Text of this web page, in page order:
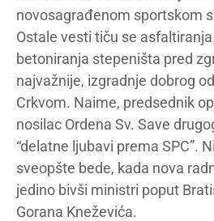
novosagrađenom sportskom
Ostale vesti tiču se
betoniranja stepeništa pred
najvažnije, izgradnje dobrog
Crkvom. Naime, predsednik
nosilac Ordena Sv. Save
“delatne ljubavi prema SPC”.
sveopšte bede, kada nova
jedino bivši ministri poput
Gorana Kneževića.